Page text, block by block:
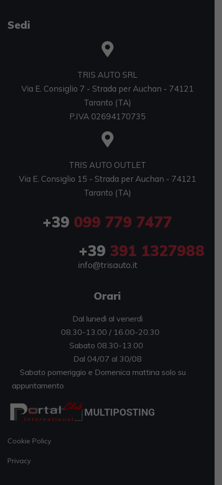
Sedi
TRIS AUTO SRL
Via E. Consiglio 7 - Strada per Auchan - 74121
Taranto (TA)
P.IVA 02694170735
TRIS AUTO OUTLET
Via E. Consiglio 15 - Strada per Auchan - 74121
Taranto (TA)
+39 099 779 7477
+39 391 1327988
info@trisauto.it
Orari
Dal lunedì al venerdì
08.30-13.00 / 16.00-20.30
Sabato 08.30-13.00
Dal 04/07 al 30/08
Sabato pomeriggio e Domenica mattina solo su
appuntamento
MULTIPOSTING
Cookie Policy
Privacy